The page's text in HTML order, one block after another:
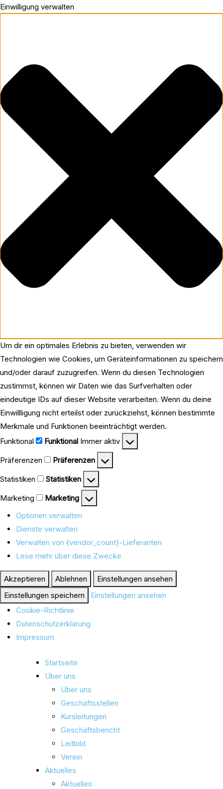
Einwilligung verwalten
Um dir ein optimales Erlebnis zu bieten, verwenden wir
Technologien wie Cookies, um Geräteinformationen zu speichern
und/oder darauf zuzugreifen. Wenn du diesen Technologien
zustimmst, können wir Daten wie das Surfverhalten oder
eindeutige IDs auf dieser Website verarbeiten. Wenn du deine
Einwillligung nicht erteilst oder zurückziehst, können bestimmte
Merkmale und Funktionen beeinträchtigt werden.
Funktional
Funktional Immer aktiv
Präferenzen
Präferenzen
Statistiken
Statistiken
Marketing
Marketing
Optionen verwalten
Dienste verwalten
Verwalten von {vendor_count}-Lieferanten
Lese mehr über diese Zwecke
Akzeptieren Ablehnen
Einstellungen ansehen
Einstellungen speichern
Einstellungen ansehen
Cookie-Richtlinie
Datenschutzerklärung
Impressum
Startseite
Über uns
Über uns
Geschäftsstellen
Kursleitungen
Geschäftsbericht
Leitbild
Verein
Aktuelles
Aktuelles